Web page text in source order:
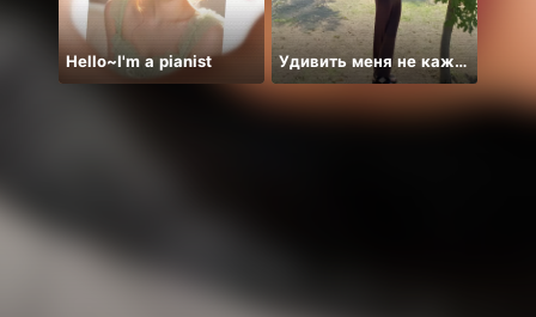
Hello~I'm a pianist Удивить меня не каждый сможет🎁